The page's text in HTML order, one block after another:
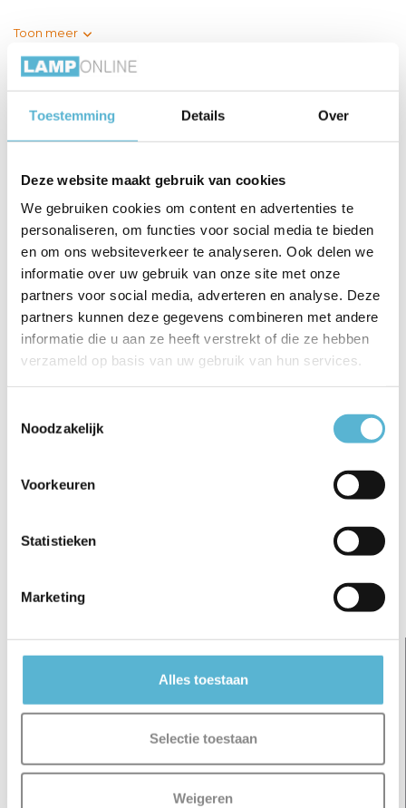
Toestemming Details Over
Deze website maakt gebruik van cookies
We gebruiken cookies om content en advertenties te
personaliseren, om functies voor social media te bieden
en om ons websiteverkeer te analyseren. Ook delen we
informatie over uw gebruik van onze site met onze
partners voor social media, adverteren en analyse. Deze
partners kunnen deze gegevens combineren met andere
informatie die u aan ze heeft verstrekt of die ze hebben
verzameld op basis van uw gebruik van hun services.
Noodzakelijk
Voorkeuren
Statistieken
Marketing
Alles toestaan
Selectie toestaan
Weigeren
Toon meer
Vergelijk Delen
LED GU10 lamp 50-
3,8 W...
€7,95
€5,95
LED GU10 lamp 35-
2,6 W...
€6,95
HUE Lichtbron
GU10 400...
€34,95
€32,50
Reviews
Gerelateerde artikelen: